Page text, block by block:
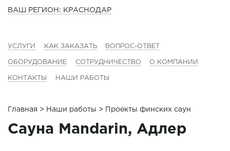
ВАШ РЕГИОН: КРАСНОДАР
УСЛУГИ КАК ЗАКАЗАТЬ ВОПРОС-ОТВЕТ
ОБОРУДОВАНИЕ СОТРУДНИЧЕСТВО О КОМПАНИИ
КОНТАКТЫ НАШИ РАБОТЫ
Главная > Наши работы > Проекты финских саун
Сауна Mandarin, Адлер